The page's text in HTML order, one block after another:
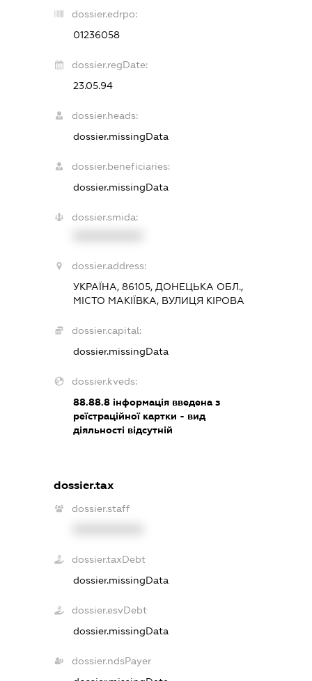
dossier.edrpo:
01236058
dossier.regDate:
23.05.94
dossier.heads:
dossier.missingData
dossier.beneficiaries:
dossier.missingData
dossier.smida:
dossier.address:
УКРАЇНА, 86105, ДОНЕЦЬКА ОБЛ.,
МІСТО МАКІЇВКА, ВУЛИЦЯ КІРОВА
dossier.capital:
dossier.missingData
dossier.kveds:
88.88.8інформація введена з
реїстраційної картки - вид
діяльності відсутній
dossier.tax
dossier.staff
dossier.taxDebt
dossier.missingData
dossier.esvDebt
dossier.missingData
dossier.ndsPayer